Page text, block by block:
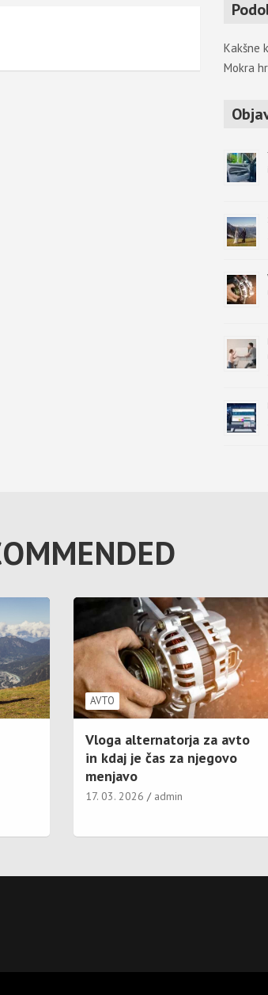
Kakšne
Mokra
AVTO
Vloga alternatorja za avto
in kdaj je čas za njegovo
menjavo
17. 03. 2026 admin